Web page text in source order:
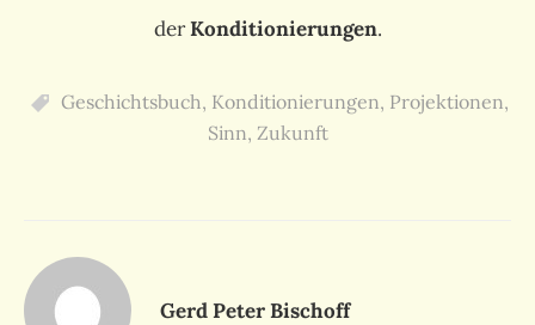
derKonditionierungen.
Geschichtsbuch, Konditionierungen, Projektionen,
Sinn, Zukunft
Gerd Peter Bischoff